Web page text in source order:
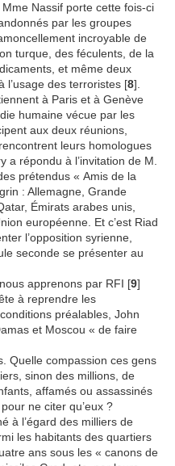
Nassif porte cette fois-ci
par les groupes
incroyable de
turque, des féculents, de la
et même deux
l’usage des terroristes [8].
à Paris et à Genève
humaine vécue par les
aux deux réunions,
leurs homologues
a répondu à l’invitation de M.
prétendus « Amis de la
: Allemagne, Grande
Émirats arabes unis,
européenne. Et c’est Riad
l’opposition syrienne,
seconde se présenter au
apprenons par RFI [9]
à reprendre les
préalables, John
et Moscou « de faire
Quelle compassion ces gens
sinon des millions, de
affamés ou assassinés
ne citer qu’eux ?
à l’égard des milliers de
les habitants des quartiers
ans sous les « canons de